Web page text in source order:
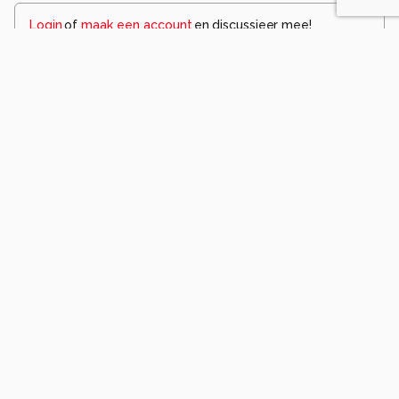
Loginof maak een account en discussieer mee!